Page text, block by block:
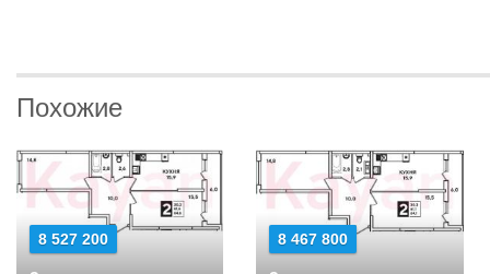
Похожие
8 527 200 8 467 800